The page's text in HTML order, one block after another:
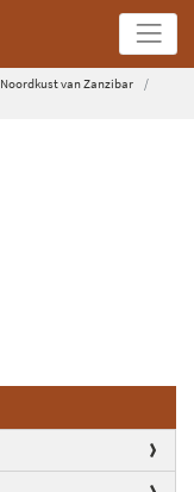
Noordkust van Zanzibar